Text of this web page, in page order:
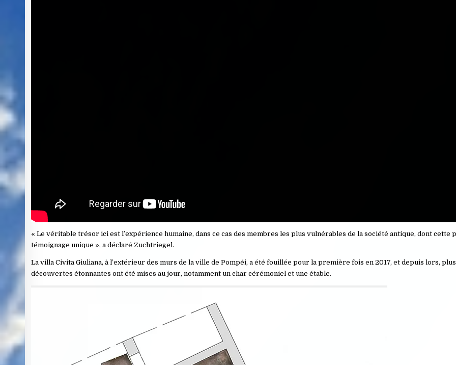
« Le véritable trésor ici est l’expérience humaine, dans ce cas des membres les plus vulnérables de la société antique, dont cette
témoignage unique », a déclaré Zuchtriegel.
La villa Civita Giuliana, à l’extérieur des murs de la ville de Pompéi, a été fouillée pour la première fois en 2017, et depuis lors,
découvertes étonnantes ont été mises au jour, notamment un char cérémoniel et une étable.